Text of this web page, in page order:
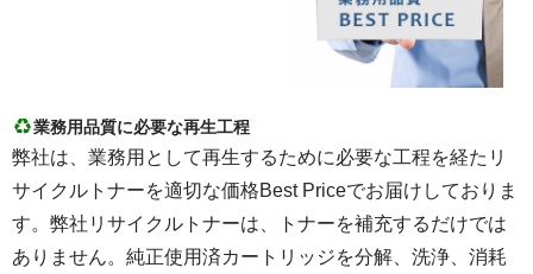
業務用品質に必要な再生工程
弊社は、業務用として再生するために必要な工程を経たリ
サイクルトナーを適切な価格Best Priceでお届けしておりま
す。弊社リサイクルトナーは、トナーを補充するだけでは
ありません。純正使用済カートリッジを分解、洗浄、消耗